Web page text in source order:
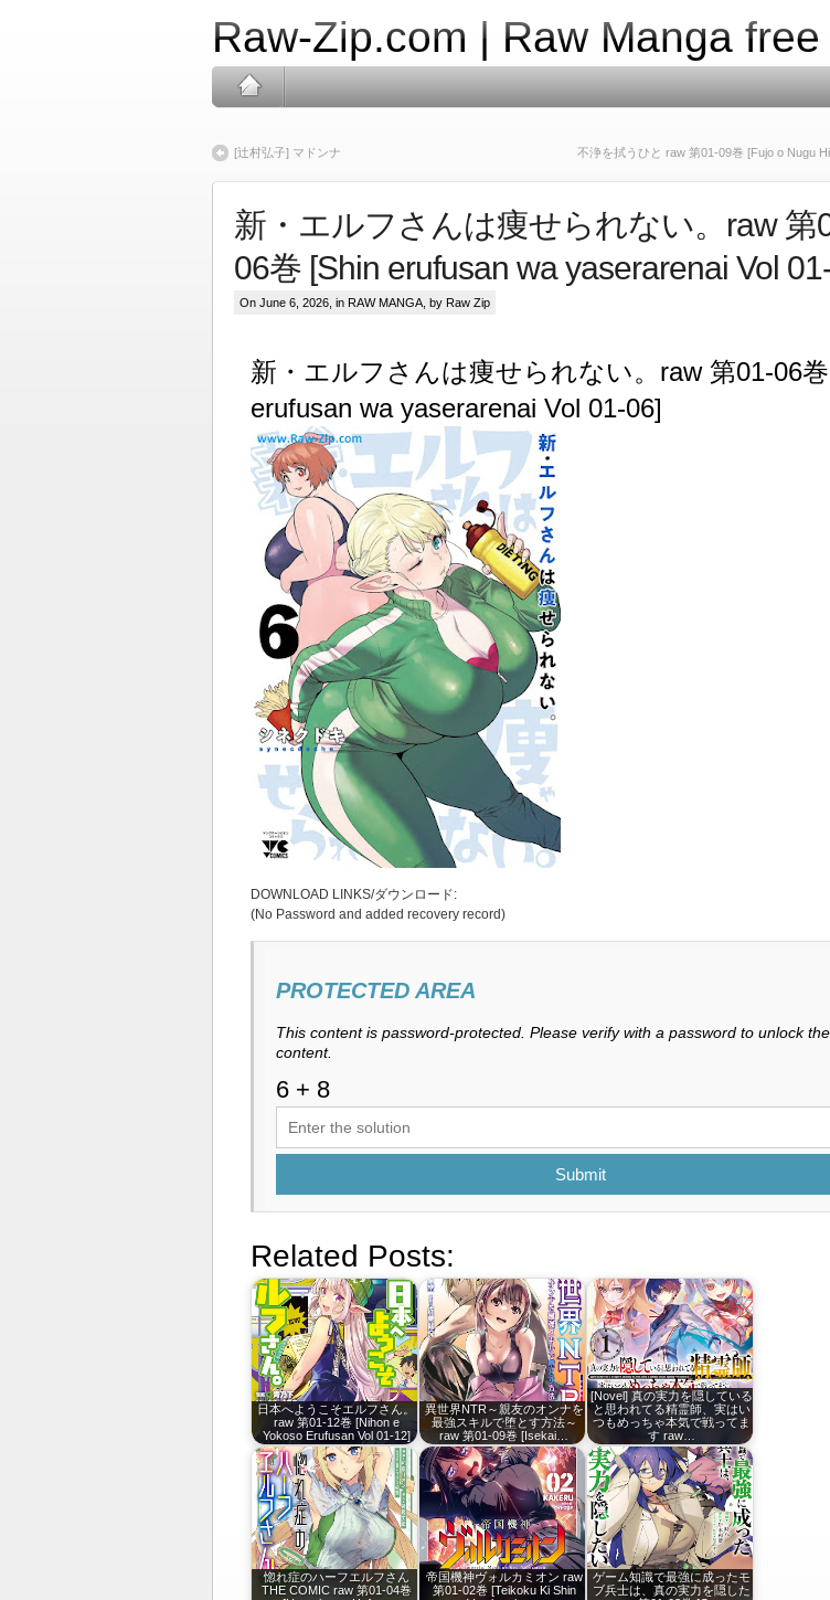
Raw-Zip.com | Raw Manga
[辻村弘子] マドンナ 不浄を拭うひと raw 第01-09巻 [Fujo o Nugu
新・エルフさんは痩せられない。raw 第
06巻 [Shin erufusan wa yaserarenai Vol
On June 6, 2026, in RAW MANGA , by Raw Zip
新・エルフさんは痩せられない。raw 第01-06
erufusan wa yaserarenai Vol 01-06]
DOWNLOAD LINKS/ダウンロード:
(No Password and added recovery record)
PROTECTED AREA
This content is password-protected. Please verify with a password to unlock the
content.
Submit
Related Posts:
日本へようこそエルフさん。
raw 第01-12巻 [Nihon e
Yokoso Erufusan Vol 01-12]
異世界NTR～親友のオンナを
最強スキルで堕とす方法～
raw 第01-09巻 [Isekai…
[Novel] 真の実力を隠している
と思われてる精霊師、実はい
つもめっちゃ本気で戦ってま
す raw…
惚れ症のハーフエルフさん
THE COMIC raw 第01-04巻
帝国機神ヴォルカミオン raw
第01-02巻 [Teikoku Ki Shin
ゲーム知識で最強に成ったモ
ブ兵士は、真の実力を隠した